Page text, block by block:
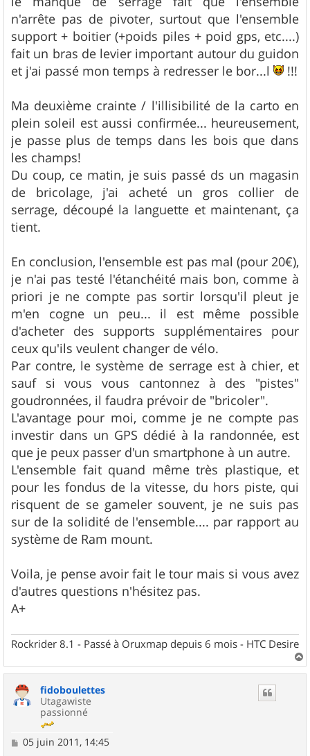
n'arrête pas de pivoter, surtout que l'ensemble
support + boitier (+poids piles + poid gps, etc....)
fait un bras de levier important autour du guidon
et j'ai passé mon temps à redresser le bor...l
!!!
Ma deuxième crainte / l'illisibilité de la carto en
plein soleil est aussi confirmée... heureusement,
je passe plus de temps dans les bois que dans
les champs!
Du coup, ce matin, je suis passé ds un magasin
de bricolage, j'ai acheté un gros collier de
serrage, découpé la languette et maintenant, ça
tient.
En conclusion, l'ensemble est pas mal (pour 20€),
je n'ai pas testé l'étanchéité mais bon, comme à
priori je ne compte pas sortir lorsqu'il pleut je
m'en cogne un peu... il est même possible
d'acheter des supports supplémentaires pour
ceux qu'ils veulent changer de vélo.
Par contre, le système de serrage est à chier, et
sauf si vous vous cantonnez à des "pistes"
goudronnées, il faudra prévoir de "bricoler".
L'avantage pour moi, comme je ne compte pas
investir dans un GPS dédié à la randonnée, est
que je peux passer d'un smartphone à un autre.
L'ensemble fait quand même très plastique, et
pour les fondus de la vitesse, du hors piste, qui
risquent de se gameler souvent, je ne suis pas
sur de la solidité de l'ensemble.... par rapport au
système de Ram mount.
Voila, je pense avoir fait le tour mais si vous avez
d'autres questions n'hésitez pas.
A+
Rockrider 8.1 - Passé à Oruxmap depuis 6 mois - HTC Desire
a
fidoboulettes
Utagawiste
passionné
M
05 juin 2011, 14:45